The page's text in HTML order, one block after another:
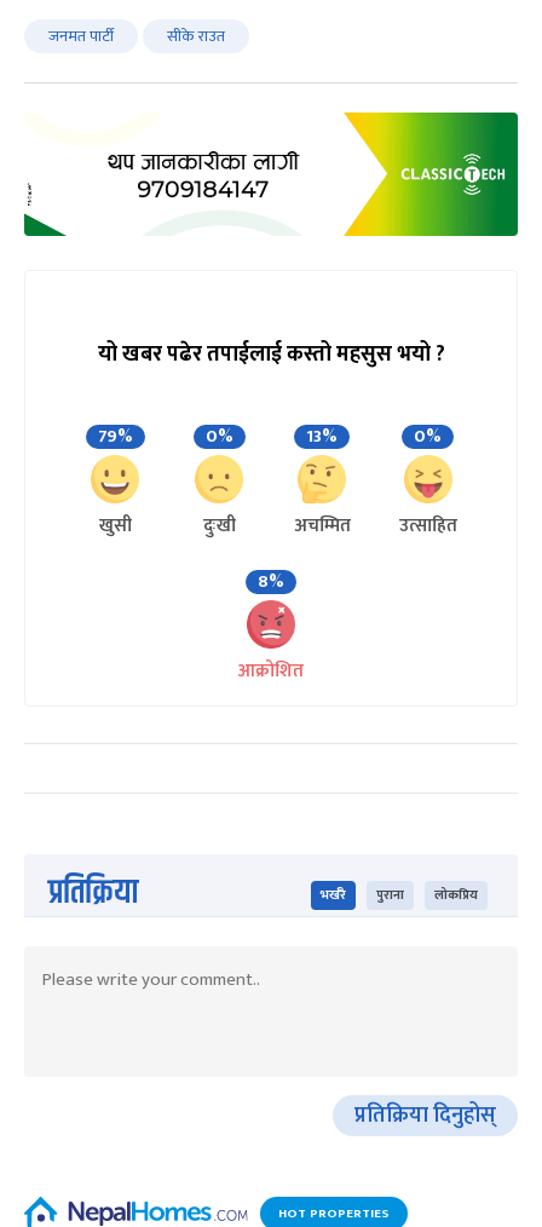
जनमत पार्टी सीके राउत
यो खबर पढेर तपाईलाई कस्तो महसुस भयो ?
79%
खुसी
0%
दुःखी
13%
अचम्मित
0%
उत्साहित
8%
आक्रोशित
प्रतिक्रिया भर्खरै पुराना लोकप्रिय
प्रतिक्रिया दिनुहोस्
HOT PROPERTIES